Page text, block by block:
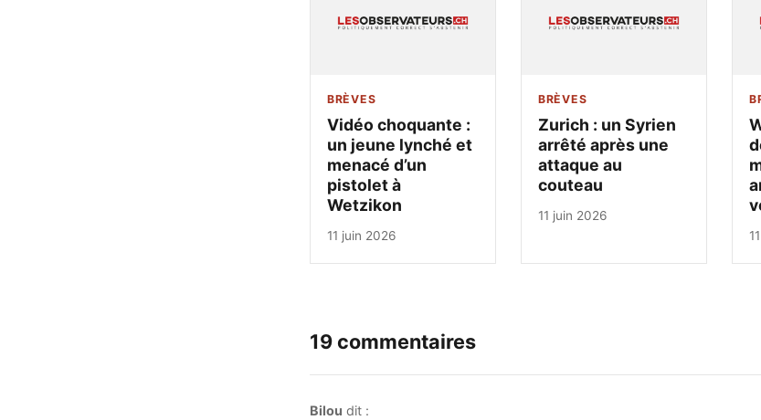
BRÈVES
Vidéo choquante :
un jeune lynché et
menacé d’un
pistolet à
Wetzikon
11 juin 2026
BRÈVES
Zurich : un Syrien
arrêté après une
attaque au
couteau
11 juin 2026
19 commentaires
Bilou dit :